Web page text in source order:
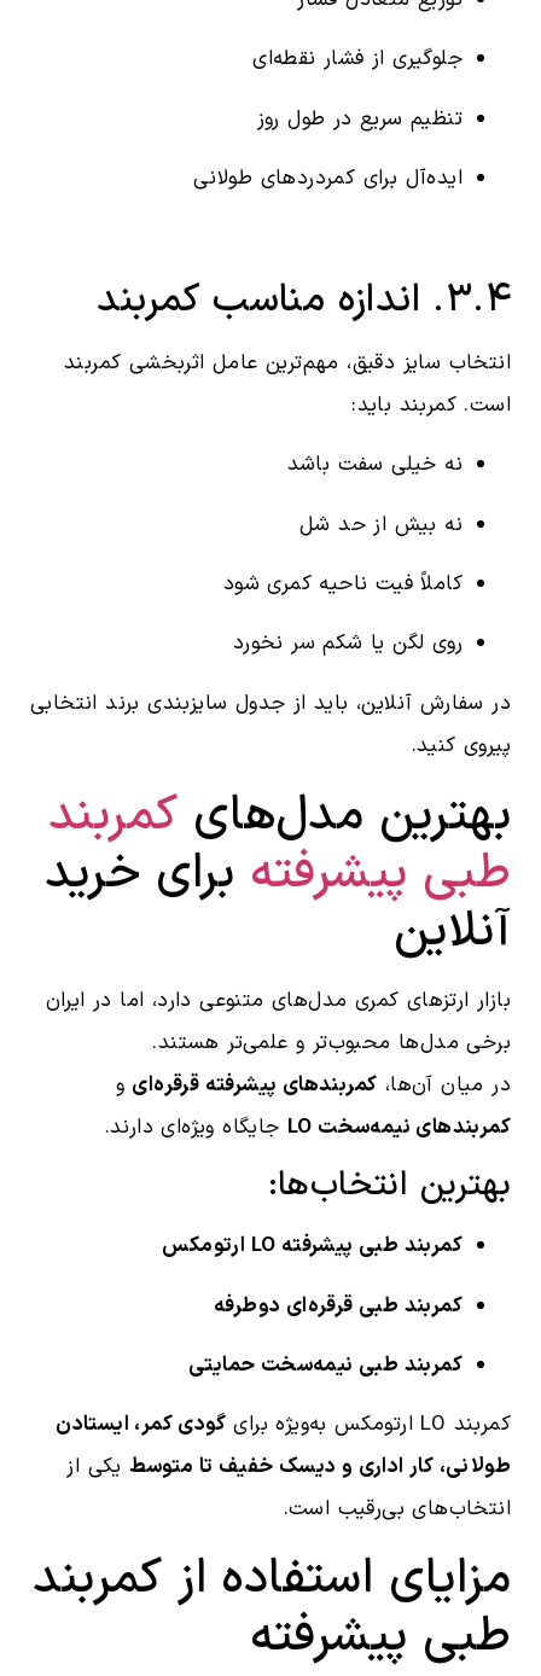
جلوگیری از فشار نقطه‌ای
تنظیم سریع در طول روز
ایده‌آل برای کمردردهای طولانی
۳.۴. اندازه مناسب کمربند
انتخاب سایز دقیق، مهم‌ترین عامل اثربخشی کمربند
است. کمربند باید:
نه خیلی سفت باشد
نه بیش از حد شل
کاملاً فیت ناحیه کمری شود
روی لگن یا شکم سر نخورد
در سفارش آنلاین، باید از جدول سایزبندی برند انتخابی
پیروی کنید.
بهترین مدل‌های کمربند
طبی پیشرفته برای خرید
آنلاین
بازار ارتزهای کمری مدل‌های متنوعی دارد، اما در ایران
برخی مدل‌ها محبوب‌تر و علمی‌تر هستند.
در میان آن‌ها، کمربندهای پیشرفته قرقره‌ای و
کمربندهای نیمه‌سخت LO
جایگاه ویژه‌ای دارند.
بهترین انتخاب‌ها:
کمربند طبی پیشرفته LO ارتومکس
کمربند طبی قرقره‌ای دوطرفه
کمربند طبی نیمه‌سخت حمایتی
کمربند LO ارتومکس به‌ویژه برای
گودی کمر، ایستادن
طولانی، کار اداری و دیسک خفیف تا متوسطیکی از
انتخاب‌های بی‌رقیب است.
مزایای استفاده از کمربند
طبی پیشرفته